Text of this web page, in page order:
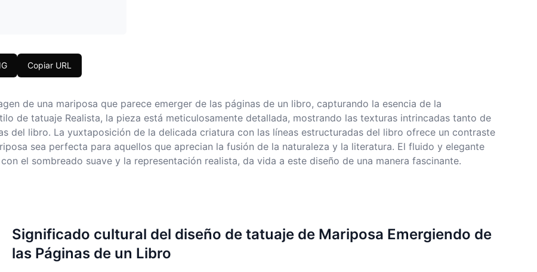
Copiar URL
de una mariposa que parece emerger de las páginas de un libro, capturando la esencia de la
de tatuaje Realista, la pieza está meticulosamente detallada, mostrando las texturas intrincadas tanto de
del libro. La yuxtaposición de la delicada criatura con las líneas estructuradas del libro ofrece un contraste
sea perfecta para aquellos que aprecian la fusión de la naturaleza y la literatura. El fluido y elegante
el sombreado suave y la representación realista, da vida a este diseño de una manera fascinante.
Significado cultural del diseño de tatuaje de Mariposa Emergiendo de
las Páginas de un Libro